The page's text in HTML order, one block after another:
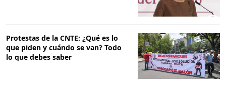
Protestas de la CNTE: ¿Qué es lo
que piden y cuándo se van? Todo
lo que debes saber